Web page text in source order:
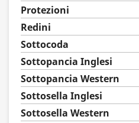
Protezioni
Redini
Sottocoda
Sottopancia Inglesi
Sottopancia Western
Sottosella Inglesi
Sottosella Western